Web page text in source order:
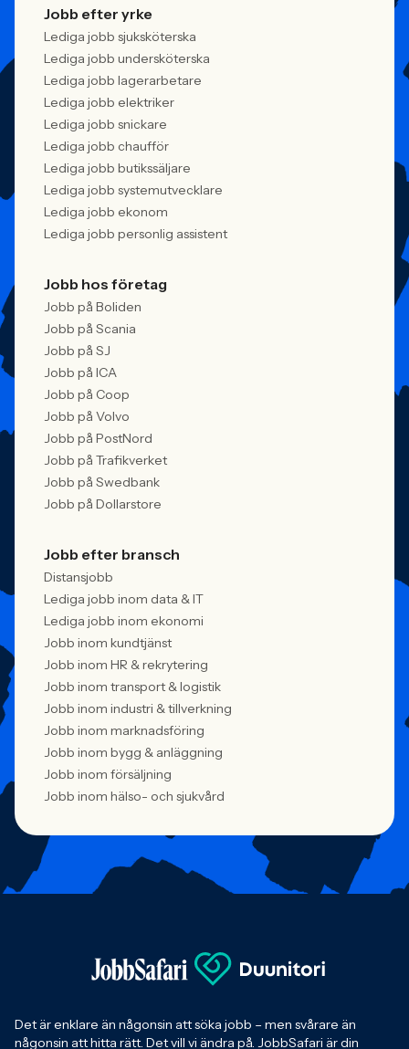
Jobb efter yrke
Lediga jobb sjuksköterska
Lediga jobb undersköterska
Lediga jobb lagerarbetare
Lediga jobb elektriker
Lediga jobb snickare
Lediga jobb chaufför
Lediga jobb butikssäljare
Lediga jobb systemutvecklare
Lediga jobb ekonom
Lediga jobb personlig assistent
Jobb hos företag
Jobb på Boliden
Jobb på Scania
Jobb på SJ
Jobb på ICA
Jobb på Coop
Jobb på Volvo
Jobb på PostNord
Jobb på Trafikverket
Jobb på Swedbank
Jobb på Dollarstore
Jobb efter bransch
Distansjobb
Lediga jobb inom data & IT
Lediga jobb inom ekonomi
Jobb inom kundtjänst
Jobb inom HR & rekrytering
Jobb inom transport & logistik
Jobb inom industri & tillverkning
Jobb inom marknadsföring
Jobb inom bygg & anläggning
Jobb inom försäljning
Jobb inom hälso- och sjukvård
Det är enklare än någonsin att söka jobb – men svårare än
någonsin att hitta rätt. Det vill vi ändra på. JobbSafari är din